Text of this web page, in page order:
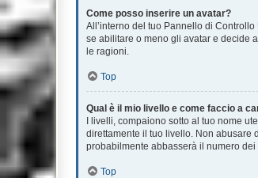
Come posso inserire un avatar?
All’interno del tuo Pannello di
se abilitare o meno gli avatar e decide
le ragioni.
Top
Qual è il mio livello e come faccio a
I livelli, compaiono sotto al tuo nome
direttamente il tuo livello. Non abusare
probabilmente abbasserà il numero dei
Top